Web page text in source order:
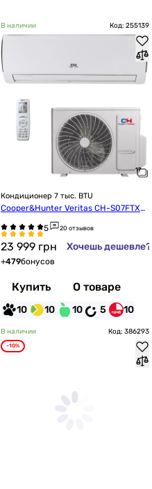
В наличии Код: 255139
Кондиционер 7 тыс. BTU
Cooper&Hunter Veritas CH-S07FTXQ
20 отзывов
23 999 грн Хочешь дешевле?
+479бонусов
Купить О товаре
10 10 10 5 10
В наличии Код: 386293
-10%